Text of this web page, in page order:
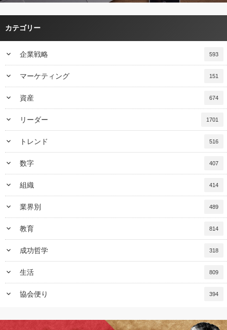
カテゴリー
keyboard_arrow_down 企業戦略 593
keyboard_arrow_down マーケティング 151
keyboard_arrow_down 資産 674
keyboard_arrow_down リーダー 1701
keyboard_arrow_down トレンド 516
keyboard_arrow_down 数字 407
keyboard_arrow_down 組織 414
keyboard_arrow_down 業界別 489
keyboard_arrow_down 教育 814
keyboard_arrow_down 成功哲学 318
keyboard_arrow_down 生活 809
keyboard_arrow_down 協会便り 394